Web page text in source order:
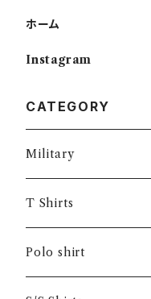
ホーム
Instagram
CATEGORY
Military
T Shirts
Polo shirt